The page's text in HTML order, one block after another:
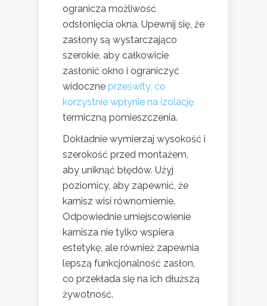
ogranicza możliwość
odsłonięcia okna. Upewnij się, że
zasłony są wystarczająco
szerokie, aby całkowicie
zasłonić okno i ograniczyć
widoczne prześwity, co
korzystnie wpłynie na izolację
termiczną pomieszczenia.
Dokładnie wymierzaj wysokość i
szerokość przed montażem,
aby uniknąć błędów. Użyj
poziomicy, aby zapewnić, że
karnisz wisi równomiernie.
Odpowiednie umiejscowienie
karnisza nie tylko wspiera
estetykę, ale również zapewnia
lepszą funkcjonalność zasłon,
co przekłada się na ich dłuższą
żywotność.